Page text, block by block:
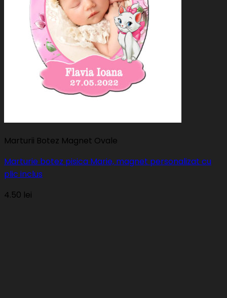
Marturii Botez Magnet Ovale
Marturie botez pisica Marie, magnet personalizat cu
plic inclus
4.50 lei